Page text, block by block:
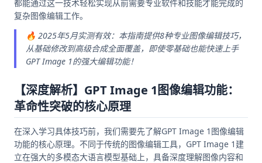
都能通过这一技术轻松实现从前需要专业软件和技能才能完成的
复杂图像编辑工作。
🔥 2025年5月实测有效：本指南提供8种专业图像编辑技巧，
从基础修改到高级合成全面覆盖，即使零基础也能快速上手
GPT Image 1的强大编辑功能！
【深度解析】GPT Image 1图像编辑功能：
革命性突破的核心原理
在深入学习具体技巧前，我们需要先了解GPT Image 1图像编辑
功能的核心原理。不同于传统的图像编辑工具，GPT Image 1建
立在强大的多模态大语言模型基础上，具备深度理解图像内容和